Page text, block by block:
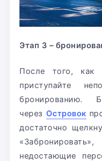
Этап 3 –
После того, как
приступайте
бронированию.
через Островок
достаточно
недостающие